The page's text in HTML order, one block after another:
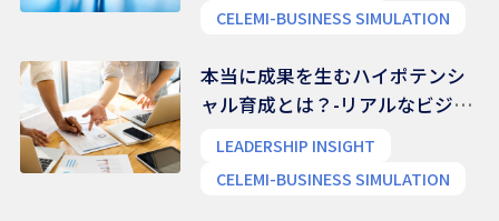
CELEMI-BUSINESS SIMULATION
本当に成果を生むハイポテンシ
ャル育成とは？-リアルなビジネ
LEADERSHIP INSIGHT
CELEMI-BUSINESS SIMULATION